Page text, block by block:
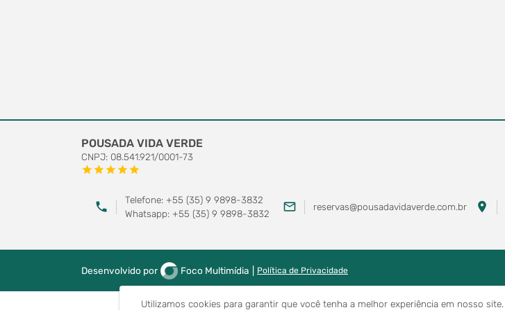
Utilizamos cookies para garantir que você tenha a melhor experiência em nosso site.
POUSADA VIDA VERDE
CNPJ: 08.541.921/0001-73
starstarstarstarstar
phone
Telefone: +55 (35) 9 9898-3832
Whatsapp: +55 (35) 9 9898-3832
mail_outline reservas@pousadavidaverde.com.br location_on
Desenvolvido por Foco Multimídia Política de Privacidade